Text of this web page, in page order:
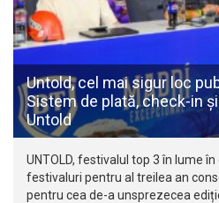
Untold, cel mai sigur loc
Sistem de plată, check-in
Untold
UNTOLD, festivalul top 3 în lume
festivaluri pentru al treilea an
pentru cea de-a unsprezecea